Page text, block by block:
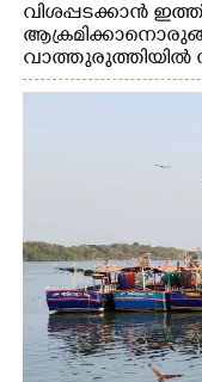
വിശപ്പടക്കാൻ
വാത്തുരുത്തിയിൽ